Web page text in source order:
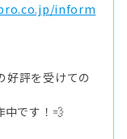
inform
好評を受けての
中です！💨